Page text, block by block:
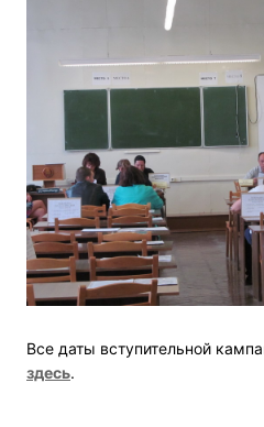
Все даты вступительной
здесь.